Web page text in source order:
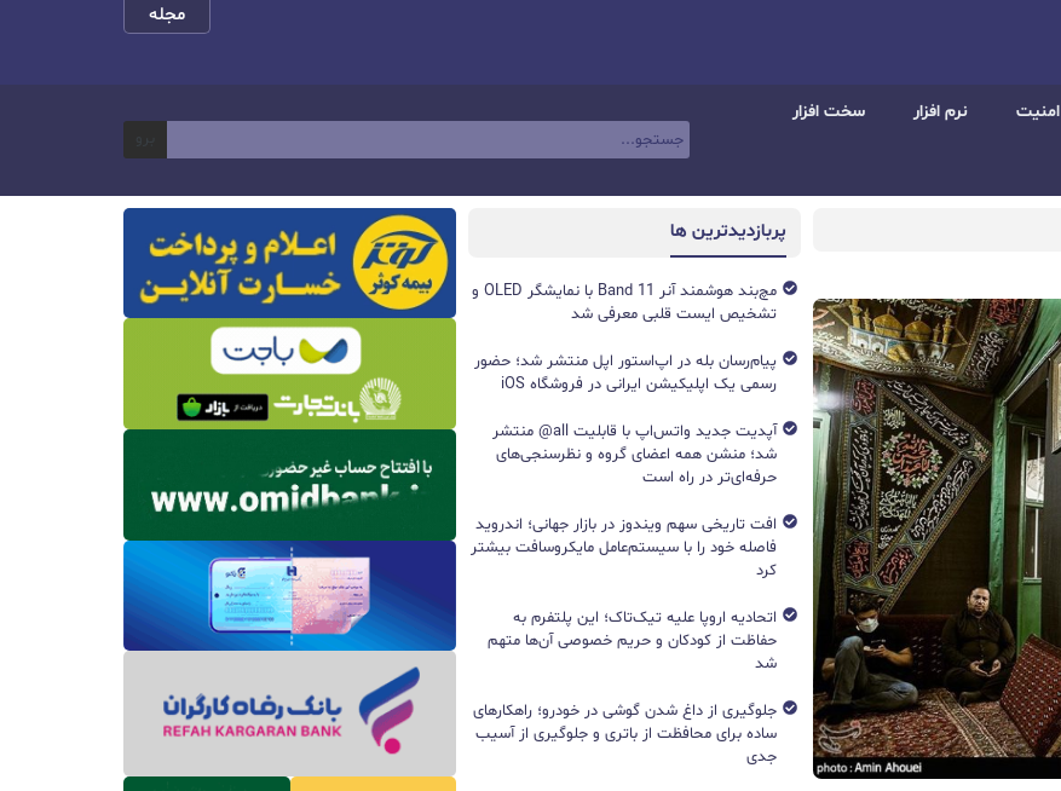
مجله
امنیت نرم افزار سخت افزار
پربازدیدترین ها
مچ‌بند هوشمند آنر Band 11 با نمایشگر OLED و
تشخیص ایست قلبی معرفی شد
پیام‌رسان بله در اپ‌استور اپل منتشر شد؛ حضور
رسمی یک اپلیکیشن ایرانی در فروشگاه iOS
آپدیت جدید واتس‌اپ با قابلیت all@ منتشر
شد؛ منشن همه اعضای گروه و نظرسنجی‌های
حرفه‌ای‌تر در راه است
افت تاریخی سهم ویندوز در بازار جهانی؛ اندروید
فاصله خود را با سیستم‌عامل مایکروسافت بیشتر
کرد
اتحادیه اروپا علیه تیک‌تاک؛ این پلتفرم به
حفاظت از کودکان و حریم خصوصی آن‌ها متهم
شد
جلوگیری از داغ شدن گوشی در خودرو؛ راهکارهای
ساده برای محافظت از باتری و جلوگیری از آسیب
جدی